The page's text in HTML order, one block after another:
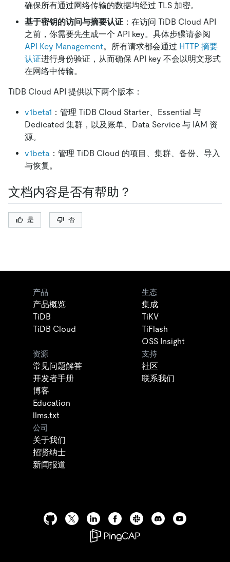
确保所有通过网络传输的数据均经过 TLS 加密。
基于密钥的访问与摘要认证 ：在访问 TiDB Cloud API
之前，你需要先生成一个 API key。具体步骤请参阅
API Key Management。所有请求都会通过 HTTP 摘要
认证进行身份验证，从而确保 API key 不会以明文形式
在网络中传输。
TiDB Cloud API 提供以下两个版本：
v1beta1 ：管理 TiDB Cloud Starter、Essential 与
Dedicated 集群，以及账单、Data Service 与 IAM 资
源。
v1beta ：管理 TiDB Cloud 的项目、集群、备份、导入
与恢复。
文档内容是否有帮助？
是 否
产品
产品概览
TiDB
TiDB Cloud
生态
集成
TiKV
TiFlash
OSS Insight
资源
常见问题解答
开发者手册
博客
Education
llms.txt
支持
社区
联系我们
公司
关于我们
招贤纳士
新闻报道